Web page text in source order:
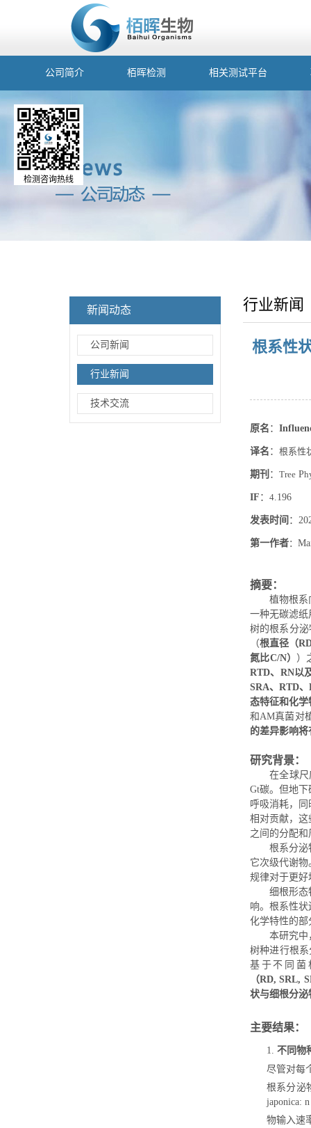
公司简介 栢晖检测 相关测试平台
新闻动态
公司新闻
行业新闻
技术交流
行业新闻
根系性
原名 ：
译名 ： 根系性
期刊 ： Tree P
IF ： 4.196
发表时间 ：
第一作者：
摘要：
植物根系
一种无碳滤
树的根系分
（根直径（R
氮比C/N） ）
RTD、 RN以
SRA、RTD、
态特征和化学
和AM真菌对
的差异影响
研究背景：
在全球
Gt碳。但地下
呼吸消耗，
相对贡献，
之间的分配
根系分泌
它次级代谢
规律对于更
细根形态
响。根系性
化学特性的部
本研究中
树种进行根
基于不同菌
（RD, SRL, S
状与细根分
主要结果：
1. 不同物
尽管对每
根系分泌
japonica:
物输入速
检测咨询热线